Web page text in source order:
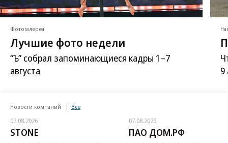
Фотогалерея
Лучшие фото недели
“Ъ” собрал запоминающиеся кадры 1–7
августа
9
Новости компаний Все
07.08.2026
STONE
07.08.2026
ПАО ДОМ.РФ